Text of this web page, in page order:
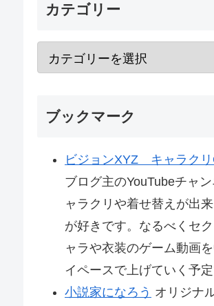
カテゴリー
ブックマーク
ビジョンXYZ キャラク
ブログ主のYouTubeチャ
ャラクリや着せ替えが出
が好きです。なるべくセ
ャラや衣装のゲーム動画
イペースで上げていく予定
小説家になろう オリジナ